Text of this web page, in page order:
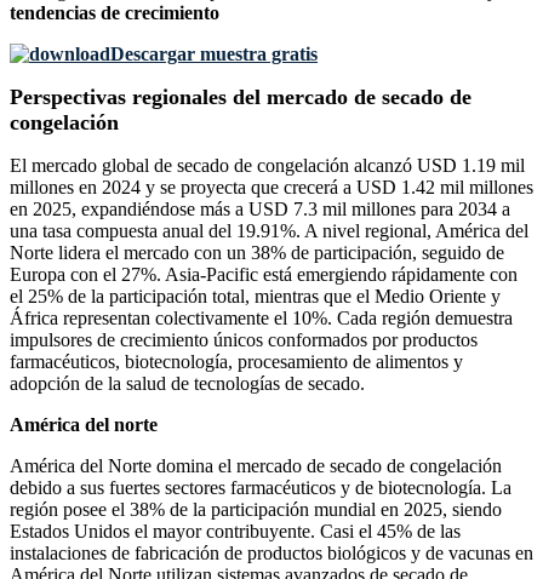
tendencias de crecimiento
Descargar muestra gratis
Perspectivas regionales del mercado de secado de
congelación
El mercado global de secado de congelación alcanzó USD 1.19 mil
millones en 2024 y se proyecta que crecerá a USD 1.42 mil millones
en 2025, expandiéndose más a USD 7.3 mil millones para 2034 a
una tasa compuesta anual del 19.91%. A nivel regional, América del
Norte lidera el mercado con un 38% de participación, seguido de
Europa con el 27%. Asia-Pacific está emergiendo rápidamente con
el 25% de la participación total, mientras que el Medio Oriente y
África representan colectivamente el 10%. Cada región demuestra
impulsores de crecimiento únicos conformados por productos
farmacéuticos, biotecnología, procesamiento de alimentos y
adopción de la salud de tecnologías de secado.
América del norte
América del Norte domina el mercado de secado de congelación
debido a sus fuertes sectores farmacéuticos y de biotecnología. La
región posee el 38% de la participación mundial en 2025, siendo
Estados Unidos el mayor contribuyente. Casi el 45% de las
instalaciones de fabricación de productos biológicos y de vacunas en